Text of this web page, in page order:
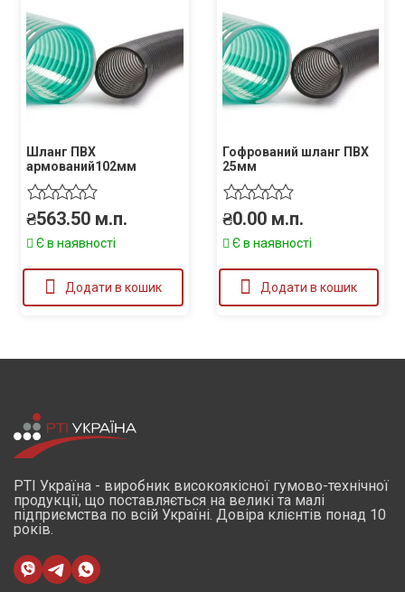
Шланг ПВХ
армований102мм
₴563.50 м.п.
Є в наявності
Додати в кошик
Гофрований шланг ПВХ
25мм
₴0.00 м.п.
Є в наявності
Додати в кошик
РТІ Україна - виробник високоякісної гумово-технічної
продукції, що поставляється на великі та малі
підприємства по всій Україні. Довіра клієнтів понад 10
років.